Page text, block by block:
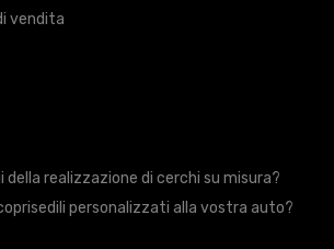
vendita
della realizzazione di cerchi su misura?
personalizzati alla vostra auto?